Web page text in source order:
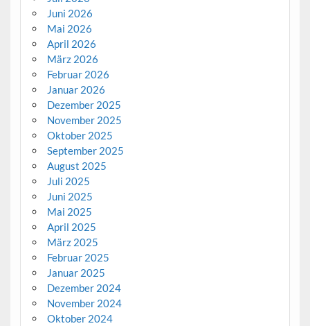
Juni 2026
Mai 2026
April 2026
März 2026
Februar 2026
Januar 2026
Dezember 2025
November 2025
Oktober 2025
September 2025
August 2025
Juli 2025
Juni 2025
Mai 2025
April 2025
März 2025
Februar 2025
Januar 2025
Dezember 2024
November 2024
Oktober 2024